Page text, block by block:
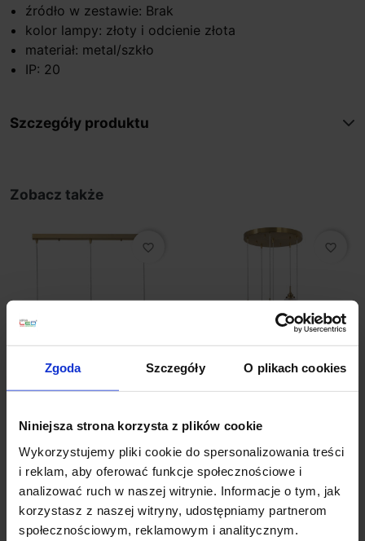
Zgoda Szczegóły O plikach cookies
Niniejsza strona korzysta z plików cookie
Wykorzystujemy pliki cookie do spersonalizowania treści
i reklam, aby oferować funkcje społecznościowe i
analizować ruch w naszej witrynie. Informacje o tym, jak
korzystasz z naszej witryny, udostępniamy partnerom
społecznościowym, reklamowym i analitycznym.
źródło w zestawie: Brak
kolor lampy: złoty i odcienie złota
materiał: metal/szkło
IP: 20
Szczegóły produktu
Zobacz także
favorite_border
złota 3xE14
976,00 zł
Zobacz szczegóły
favorite_border
wisząca 6xE14
1 774,00 zł
Zobacz szczegóły